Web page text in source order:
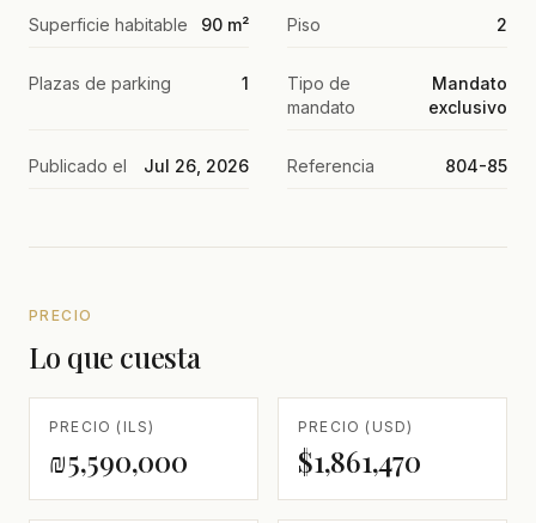
Superficie habitable 90 m² Piso 2
Plazas de parking 1
Tipo de
mandato
Mandato
exclusivo
Publicado el Jul 26, 2026 Referencia 804-85
PRECIO
Lo que cuesta
PRECIO (ILS)
₪5,590,000
PRECIO (USD)
$1,861,470